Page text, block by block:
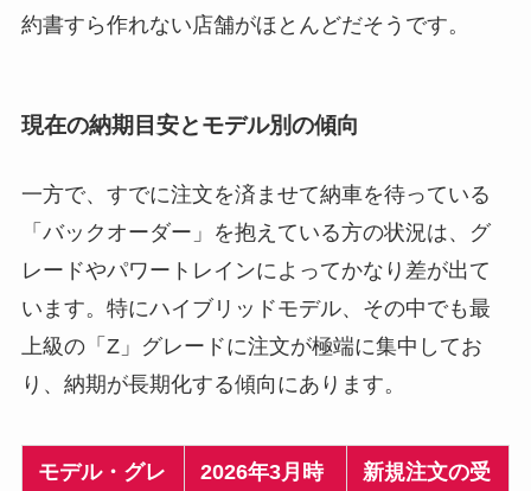
約書すら作れない店舗がほとんどだそうです。
現在の納期目安とモデル別の傾向
一方で、すでに注文を済ませて納車を待っている
「バックオーダー」を抱えている方の状況は、グ
レードやパワートレインによってかなり差が出て
います。特にハイブリッドモデル、その中でも最
上級の「Z」グレードに注文が極端に集中してお
り、納期が長期化する傾向にあります。
モデル・グレ
2026年3月時
新規注文の受